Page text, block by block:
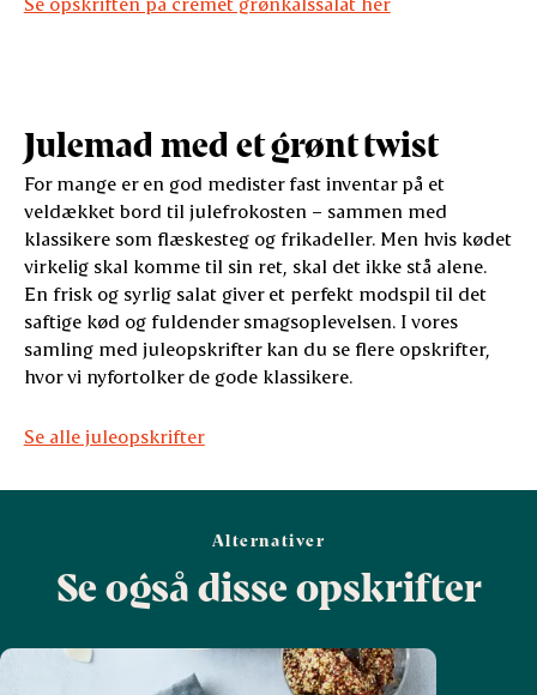
Julemad med et grønt twist
For mange er en god medister fast inventar på et
veldækket bord til julefrokosten – sammen med
klassikere som flæskesteg og frikadeller. Men hvis kødet
virkelig skal komme til sin ret, skal det ikke stå alene.
En frisk og syrlig salat giver et perfekt modspil til det
saftige kød og fuldender smagsoplevelsen. I vores
samling med juleopskrifter kan du se flere opskrifter,
hvor vi nyfortolker de gode klassikere.
Se alle juleopskrifter
Alternativer
Se også disse opskrifter